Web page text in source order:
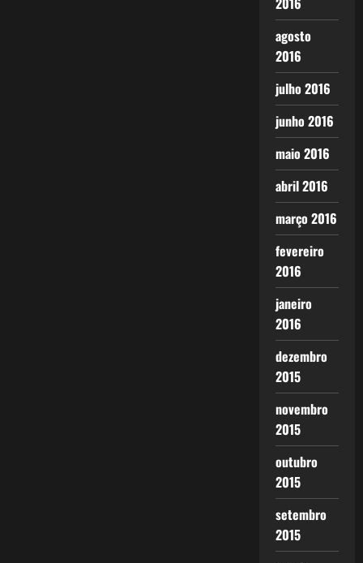
agosto
2016
julho 2016
junho 2016
maio 2016
abril 2016
março 2016
fevereiro
2016
janeiro
2016
dezembro
2015
novembro
2015
outubro
2015
setembro
2015